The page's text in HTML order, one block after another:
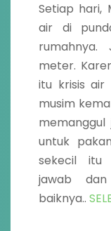
Setiap hari,
air di
meter.
itu krisis air
musim
untuk
sekecil itu
jawab
baiknya..